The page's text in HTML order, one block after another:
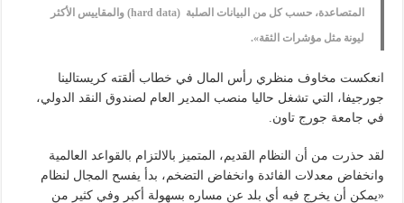
المتصاعدة، حسب كل من البيانات الصلبة (hard data) والمقاييس الأكثر
ليونة مثل مؤشرات الثقة».
انعكست مخاوف منظري رأس المال في خطاب ألقته كريستالينا
جورجيفا، التي تشغل حاليا منصب المدير العام لصندوق النقد الدولي،
في جامعة جورج تاون.
لقد حذرت من أن النظام القديم، المتميز بالالتزام بالقواعد العالمية
وانخفاض معدلات الفائدة وانخفاض التضخم، بدأ يفسح المجال لنظام
«يمكن أن يخرج فيه أي بلد عن مساره بسهولة أكبر وفي كثير من